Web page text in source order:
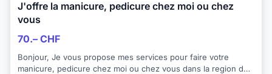
J'offre la manicure, pedicure chez moi ou chez
vous
70.– CHF
Bonjour, Je vous propose mes services pour faire votre
manicure, pedicure chez moi ou chez vous dans la region de